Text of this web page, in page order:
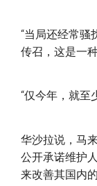
“当局还经常
传召，这是一
“仅今年，就至
华沙拉说，马
公开承诺维护
来改善其国内